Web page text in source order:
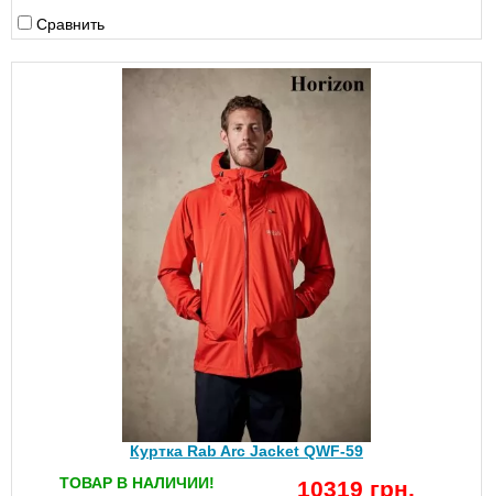
Сравнить
Куртка Rab Arc Jacket QWF-59
ТОВАР В НАЛИЧИИ!
10319 грн.